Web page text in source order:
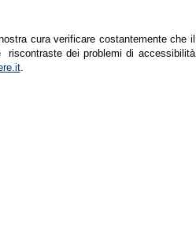
cura verificare costantemente che il
dei problemi di accessibilità
.